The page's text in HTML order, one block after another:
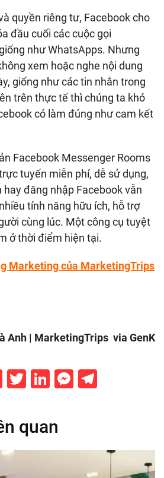
quyền riêng tư, Facebook cho
đầu cuối các cuộc gọi
như WhatsApps. Nhưng
xem hoặc nghe nội dung
giống như các tin nhắn trong
trên thực tế thì chúng ta khó
có làm đúng như cam kết
Facebook Messenger Rooms
tuyến miễn phí, dễ sử dụng,
hay đăng nhập Facebook vẫn
tính năng hữu ích, hỗ trợ
cùng lúc. Một công cụ tuyệt
ở thời điểm hiện tại.
Marketing của MarketingTrips
Anh | MarketingTrips via GenK
Facebook
Twitter
LinkedIn
quan